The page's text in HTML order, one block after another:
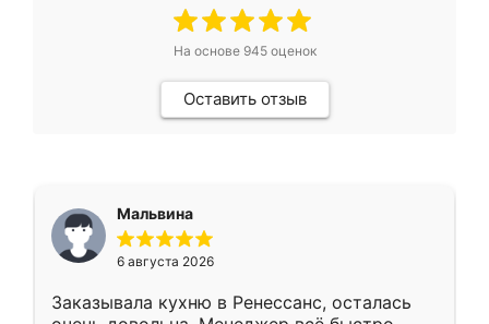
На основе 945оценок
Оставить отзыв
Мальвина
6 августа 2026
Заказывала кухню в Ренессанс, осталась